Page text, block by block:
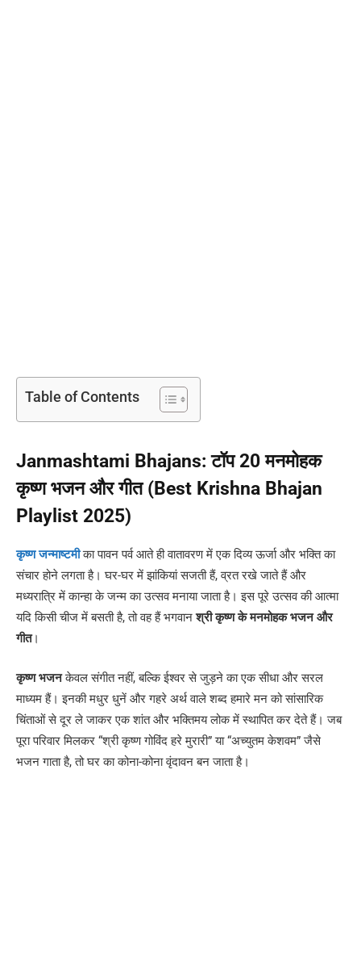
Table of Contents
Janmashtami Bhajans: टॉप 20 मनमोहक
कृष्ण भजन और गीत (Best Krishna Bhajan
Playlist 2025)
कृष्ण जन्माष्टमीका पावन पर्व आते ही वातावरण में एक दिव्य ऊर्जा और भक्ति का
संचार होने लगता है। घर-घर में झांकियां सजती हैं, व्रत रखे जाते हैं और
मध्यरात्रि में कान्हा के जन्म का उत्सव मनाया जाता है। इस पूरे उत्सव की आत्मा
यदि किसी चीज में बसती है, तो वह हैं भगवानश्री कृष्ण के मनमोहक भजन और
गीत।
कृष्ण भजनकेवल संगीत नहीं, बल्कि ईश्वर से जुड़ने का एक सीधा और सरल
माध्यम हैं। इनकी मधुर धुनें और गहरे अर्थ वाले शब्द हमारे मन को सांसारिक
चिंताओं से दूर ले जाकर एक शांत और भक्तिमय लोक में स्थापित कर देते हैं। जब
पूरा परिवार मिलकर “श्री कृष्ण गोविंद हरे मुरारी” या “अच्युतम केशवम” जैसे
भजन गाता है, तो घर का कोना-कोना वृंदावन बन जाता है।